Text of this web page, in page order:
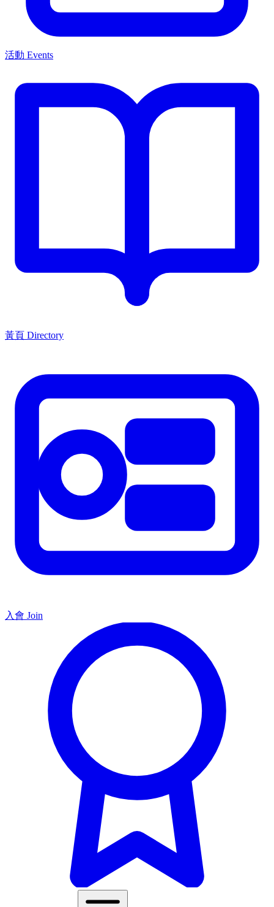
活動 Events
黃頁 Directory
入會 Join